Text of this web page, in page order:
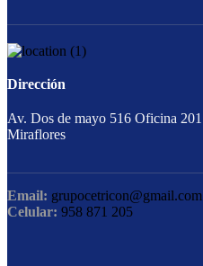
Dirección
Av. Dos de mayo 516 Oficina 201
Miraflores
Email: grupocetricon@gmail.com
Celular: 958 871 205